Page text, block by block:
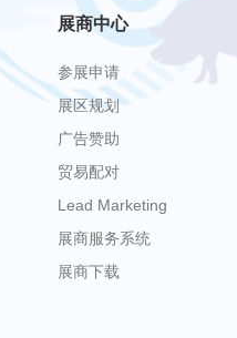
展商中心
参展申请
展区规划
广告赞助
贸易配对
Lead Marketing
展商服务系统
展商下载